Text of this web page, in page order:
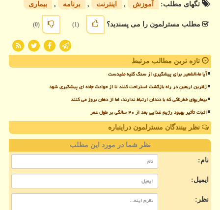
تگهای مطلب:
آموزش , اینترنت , برنامه , بیماری
مطلب مسترلمون را می پسندید؟ (1)
(0)
تازه ترین مطالب مرتبط
آیا ماءالشعیر برای پیشگیری از سنگ کلیه مفیدست
زائرین اربعین در راه بازگشت استراحت کنند تا از حوادث جاده ای پیشگیری شود
بیماریهای خطرناکی که با دندان ارتباط ندارند، اما از دهان بروز می کنند
اثبات تأثیر بهبود رژیم غذایی بعد از ۴۰ سالگی بر طول عمر
نظر بینندگان مسترلمون دراینباره
نظر شما در مورد این مطلب
نام:
ایمیل:
نظر: